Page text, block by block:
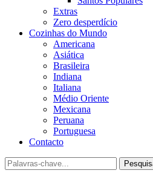
Extras
Zero desperdício
Cozinhas do Mundo
Americana
Asiática
Brasileira
Indiana
Italiana
Médio Oriente
Mexicana
Peruana
Portuguesa
Contacto